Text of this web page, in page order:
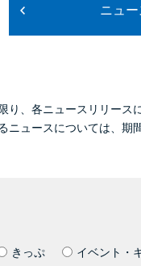
ニュ
、各ニュースリリース
ュースについては、期
きっぷ イベント・